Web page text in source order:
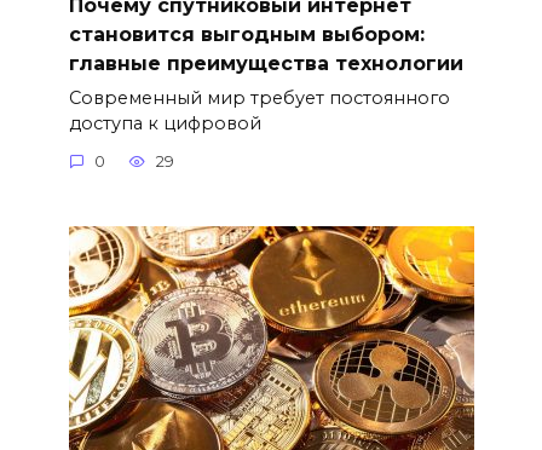
Почему спутниковый интернет
становится выгодным выбором:
главные преимущества технологии
Современный мир требует постоянного
доступа к цифровой
0 29